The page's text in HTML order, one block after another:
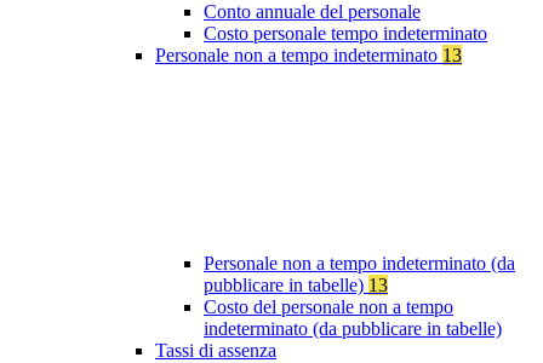
Conto annuale del personale
Costo personale tempo indeterminato
Personale non a tempo indeterminato 13
Personale non a tempo indeterminato (da
pubblicare in tabelle) 13
Costo del personale non a tempo
indeterminato (da pubblicare in tabelle)
Tassi di assenza